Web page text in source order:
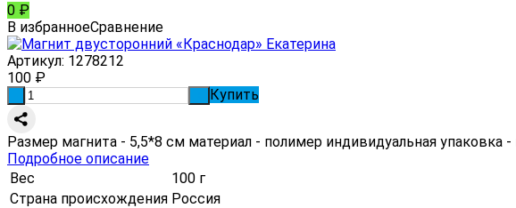
0 ₽
В избранноеСравнение
Артикул: 1278212
100 ₽
Купить
Размер магнита - 5,5*8 см материал - полимер индивидуальная упаковка -
Подробное описание
Вес
100 г
Страна происхождения Россия